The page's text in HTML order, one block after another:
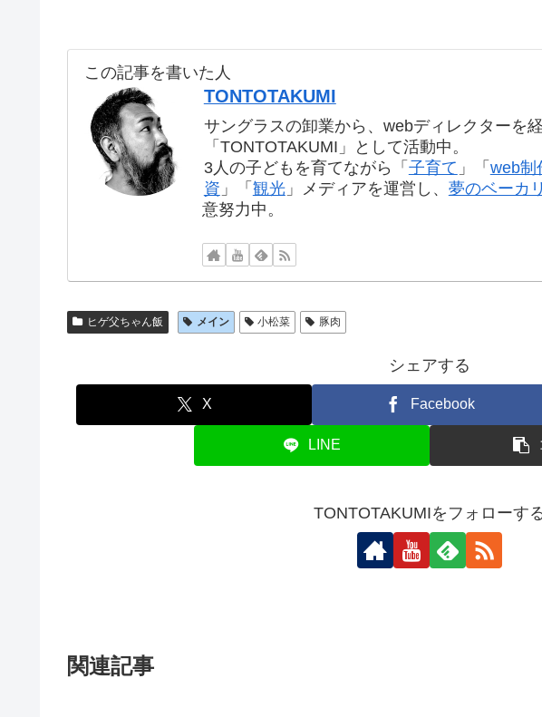
この記事を書いた人
TONTOTAKUMI
サングラスの卸業から、webディレクターを
「TONTOTAKUMI」として活動中。
3人の子どもを育てながら「 子育て 」「 web制
資 」「 観光」メディアを運営し、 夢のベーカ
意努力中。
ヒゲ父ちゃん飯 メイン 小松菜 豚肉
シェアする
X Facebook
LINE
TONTOTAKUMIをフォローす
関連記事